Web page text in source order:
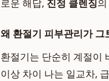
로운 해답, 진정 클렌징
왜 환절기 피부관리가 그
환절기는 단순히 계절이
이상 차이 나는 일교차,